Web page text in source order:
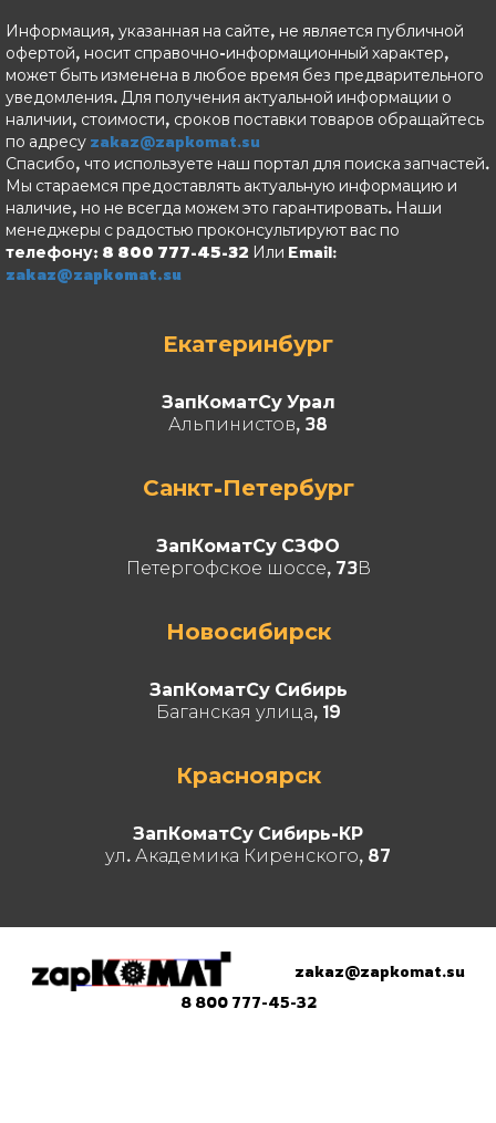
Информация, указанная на сайте, не является публичной
офертой, носит справочно-информационный характер,
может быть изменена в любое время без предварительного
уведомления. Для получения актуальной информации о
наличии, стоимости, сроков поставки товаров обращайтесь
по адресу zakaz@zapkomat.su
Спасибо, что используете наш портал для поиска запчастей.
Мы стараемся предоставлять актуальную информацию и
наличие, но не всегда можем это гарантировать. Наши
менеджеры с радостью проконсультируют вас по
телефону: 8 800 777-45-32 Или Email:
zakaz@zapkomat.su
Екатеринбург
ЗапКоматСу Урал
Альпинистов, 38
Санкт-Петербург
ЗапКоматСу СЗФО
Петергофское шоссе, 73В
Новосибирск
ЗапКоматСу Сибирь
Баганская улица, 19
Красноярск
ЗапКоматСу Сибирь-КР
ул. Академика Киренского, 87
zakaz@zapkomat.su
8 800 777-45-32